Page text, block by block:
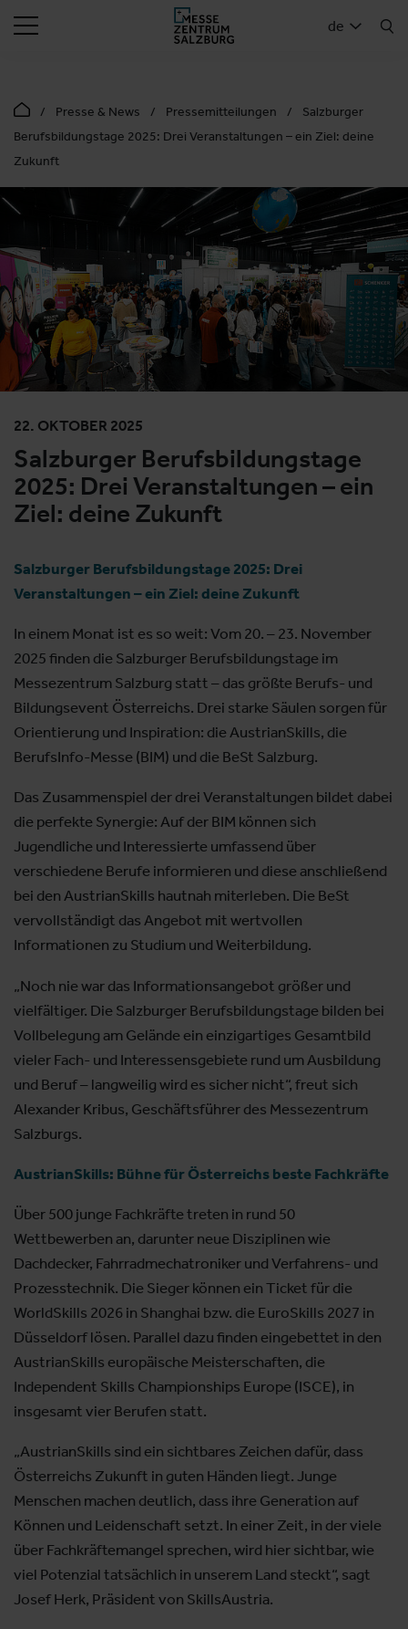
de
Presse & News Pressemitteilungen
Salzburger
Berufsbildungstage 2025: Drei Veranstaltungen – ein Ziel: deine
Zukunft
22. OKTOBER 2025
Salzburger Berufsbildungstage
2025: Drei Veranstaltungen – ein
Ziel: deine Zukunft
Salzburger Berufsbildungstage 2025: Drei
Veranstaltungen – ein Ziel: deine Zukunft
In einem Monat ist es so weit: Vom 20. – 23. November
2025 finden die Salzburger Berufsbildungstage im
Messezentrum Salzburg statt – das größte Berufs- und
Bildungsevent Österreichs. Drei starke Säulen sorgen für
Orientierung und Inspiration: die AustrianSkills, die
BerufsInfo-Messe (BIM) und die BeSt Salzburg.
Das Zusammenspiel der drei Veranstaltungen bildet dabei
die perfekte Synergie: Auf der BIM können sich
Jugendliche und Interessierte umfassend über
verschiedene Berufe informieren und diese anschließend
bei den AustrianSkills hautnah miterleben. Die BeSt
vervollständigt das Angebot mit wertvollen
Informationen zu Studium und Weiterbildung.
„Noch nie war das Informationsangebot größer und
vielfältiger. Die Salzburger Berufsbildungstage bilden bei
Vollbelegung am Gelände ein einzigartiges Gesamtbild
vieler Fach- und Interessensgebiete rund um Ausbildung
und Beruf – langweilig wird es sicher nicht“, freut sich
Alexander Kribus, Geschäftsführer des Messezentrum
Salzburgs.
AustrianSkills: Bühne für Österreichs beste Fachkräfte
Über 500 junge Fachkräfte treten in rund 50
Wettbewerben an, darunter neue Disziplinen wie
Dachdecker, Fahrradmechatroniker und Verfahrens- und
Prozesstechnik. Die Sieger können ein Ticket für die
WorldSkills 2026 in Shanghai bzw. die EuroSkills 2027 in
Düsseldorf lösen. Parallel dazu finden eingebettet in den
AustrianSkills europäische Meisterschaften, die
Independent Skills Championships Europe (ISCE), in
insgesamt vier Berufen statt.
„AustrianSkills sind ein sichtbares Zeichen dafür, dass
Österreichs Zukunft in guten Händen liegt. Junge
Menschen machen deutlich, dass ihre Generation auf
Können und Leidenschaft setzt. In einer Zeit, in der viele
über Fachkräftemangel sprechen, wird hier sichtbar, wie
viel Potenzial tatsächlich in unserem Land steckt“, sagt
Josef Herk, Präsident von SkillsAustria.